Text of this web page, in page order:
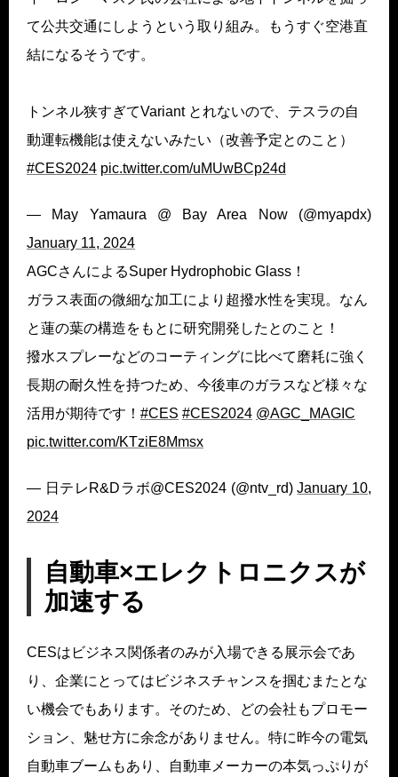
て公共交通にしようという取り組み。もうすぐ空港直
結になるそうです。
トンネル狭すぎてVariant とれないので、テスラの自
動運転機能は使えないみたい（改善予定とのこと）
#CES2024 pic.twitter.com/uMUwBCp24d
— May Yamaura @ Bay Area Now (@myapdx)
January 11, 2024
AGCさんによるSuper Hydrophobic Glass！
ガラス表面の微細な加工により超撥水性を実現。なん
と蓮の葉の構造をもとに研究開発したとのこと！
撥水スプレーなどのコーティングに比べて磨耗に強く
長期の耐久性を持つため、今後車のガラスなど様々な
活用が期待です！ #CES #CES2024 @AGC_MAGIC
pic.twitter.com/KTziE8Mmsx
— 日テレR&Dラボ@CES2024 (@ntv_rd)January 10,
2024
自動車×エレクトロニクスが
加速する
CESはビジネス関係者のみが入場できる展示会であ
り、企業にとってはビジネスチャンスを掴むまたとな
い機会でもあります。そのため、どの会社もプロモー
ション、魅せ方に余念がありません。特に昨今の電気
自動車ブームもあり、自動車メーカーの本気っぷりが